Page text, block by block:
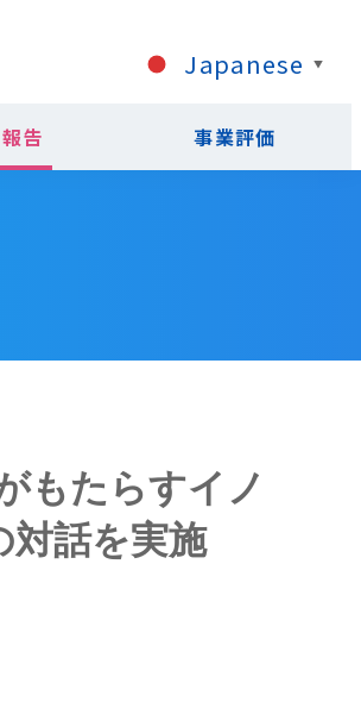
Japanese ▼
告 事業評価
もたらすイノ
対話を実施